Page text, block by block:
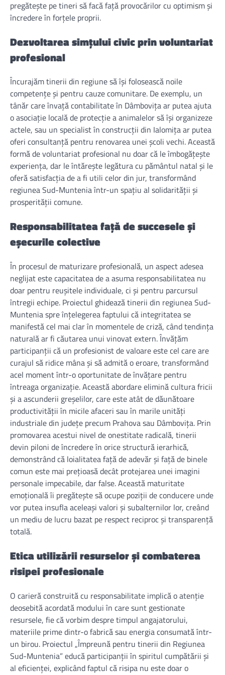
pregătește pe tineri să facă față provocărilor cu optimism și
încredere în forțele proprii.
Dezvoltarea simțului civic prin voluntariat
profesional
Încurajăm tinerii din regiune să își folosească noile
competențe și pentru cauze comunitare. De exemplu, un
tânăr care învață contabilitate în Dâmbovița ar putea ajuta
o asociație locală de protecție a animalelor să își organizeze
actele, sau un specialist în construcții din Ialomița ar putea
oferi consultanță pentru renovarea unei școli vechi. Această
formă de voluntariat profesional nu doar că le îmbogățește
experiența, dar le întărește legătura cu pământul natal și le
oferă satisfacția de a fi utili celor din jur, transformând
regiunea Sud-Muntenia într-un spațiu al solidarității și
prosperității comune.
Responsabilitatea față de succesele și
eșecurile colective
În procesul de maturizare profesională, un aspect adesea
neglijat este capacitatea de a asuma responsabilitatea nu
doar pentru reușitele individuale, ci și pentru parcursul
întregii echipe. Proiectul ghidează tinerii din regiunea Sud-
Muntenia spre înțelegerea faptului că integritatea se
manifestă cel mai clar în momentele de criză, când tendința
naturală ar fi căutarea unui vinovat extern. Învățăm
participanții că un profesionist de valoare este cel care are
curajul să ridice mâna și să admită o eroare, transformând
acel moment într-o oportunitate de învățare pentru
întreaga organizație. Această abordare elimină cultura fricii
și a ascunderii greșelilor, care este atât de dăunătoare
productivității în micile afaceri sau în marile unități
industriale din județe precum Prahova sau Dâmbovița. Prin
promovarea acestui nivel de onestitate radicală, tinerii
devin piloni de încredere în orice structură ierarhică,
demonstrând că loialitatea față de adevăr și față de binele
comun este mai prețioasă decât protejarea unei imagini
personale impecabile, dar false. Această maturitate
emoțională îi pregătește să ocupe poziții de conducere unde
vor putea insufla aceleași valori și subalternilor lor, creând
un mediu de lucru bazat pe respect reciproc și transparență
totală.
Etica utilizării resurselor și combaterea
risipei profesionale
O carieră construită cu responsabilitate implică o atenție
deosebită acordată modului în care sunt gestionate
resursele, fie că vorbim despre timpul angajatorului,
materiile prime dintr-o fabrică sau energia consumată într-
un birou. Proiectul „Împreună pentru tinerii din Regiunea
Sud-Muntenia” educă participanții în spiritul cumpătării și
al eficienței, explicând faptul că risipa nu este doar o